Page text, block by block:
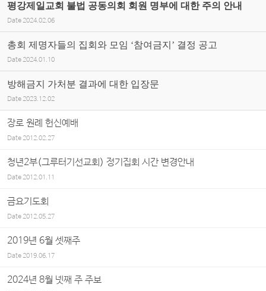
평강제일교회 불법 공동의회 회원 명부에 대한 주의 안내
Date 2024.02.06
총회 제명자들의 집회와 모임 ‘참여금지’ 결정 공고
Date 2024.01.10
방해금지 가처분 결과에 대한 입장문
Date 2023.12.02
장로 원례 헌신예배
Date2012.02.27
청년2부(그루터기선교회) 정기집회 시간 변경안내
Date2012.01.11
금요기도회
Date2012.05.27
2019년 6월 셋째주
Date2019.06.17
2024년 8월 넷째 주 주보